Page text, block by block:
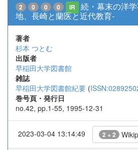
2 0 0 0 IR
続・幕末の洋
地、長崎と蘭医と近代教育-
著者
杉本 つとむ
出版者
早稲田大学図書館
雑誌
早稲田大学図書館紀要 (
巻号頁・発行日
no.42, pp.1-55, 1995-12-31
2023-03-04 13:14:49 2 + 2